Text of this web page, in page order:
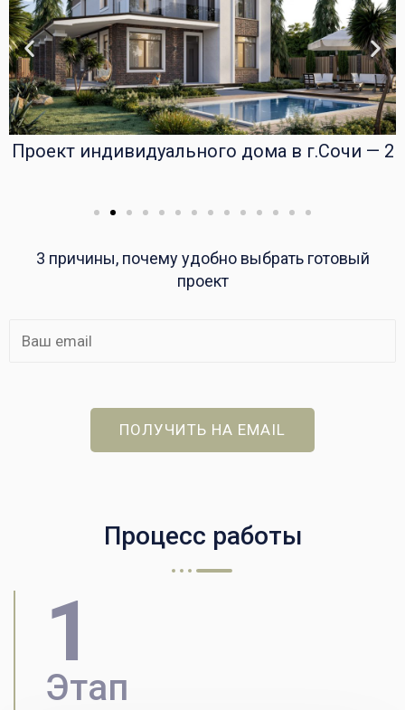
Проект индивидуального дома в г.Сочи — 2
3 причины, почему удобно выбрать готовый
проект
ПОЛУЧИТЬ НА EMAIL
Процесс работы
1
Этап